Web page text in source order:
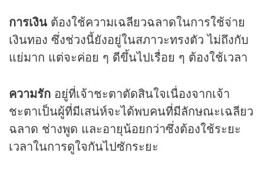
การเงิน ต้องใช้ความเฉลียวฉลาดในการใช้จ่าย
เงินทอง ซึ่งช่วงนี้ยังอยู่ในสภาวะทรงตัว ไม่ถึงกับ
แย่มาก แต่จะค่อย ๆ ดีขึ้นไปเรื่อย ๆ ต้องใช้เวลา
ความรัก อยู่ที่เจ้าชะตาตัดสินใจเนื่องจากเจ้า
ชะตาเป็นผู้ที่มีเสน่ห์จะได้พบคนที่มีลักษณะเฉลียว
ฉลาด ช่างพูด และอายุน้อยกว่าซึ่งต้องใช้ระยะ
เวลาในการดูใจกันไปซักระยะ